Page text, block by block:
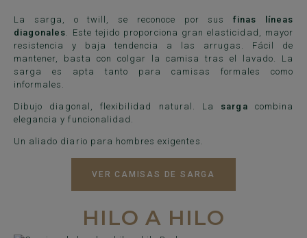
La sarga, o twill, se reconoce por sus finas líneas
diagonales. Este tejido proporciona gran elasticidad, mayor
resistencia y baja tendencia a las arrugas. Fácil de
mantener, basta con colgar la camisa tras el lavado. La
sarga es apta tanto para camisas formales como
informales.
Dibujo diagonal, flexibilidad natural. La sarga combina
elegancia y funcionalidad.
Un aliado diario para hombres exigentes.
VER CAMISAS DE SARGA
HILO A HILO